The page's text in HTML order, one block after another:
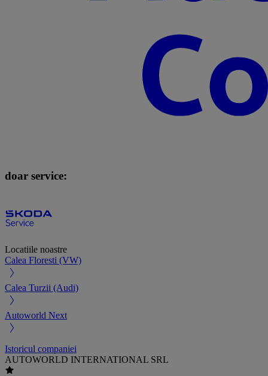
doar service:
Locatiile noastre
Calea Floresti (VW)
Calea Turzii (Audi)
Autoworld Next
Istoricul companiei
AUTOWORLD INTERNATIONAL SRL